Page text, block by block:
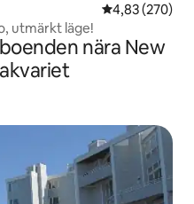
4,83 av 5 i
4,83 (270)
utmärkt läge!
nära New